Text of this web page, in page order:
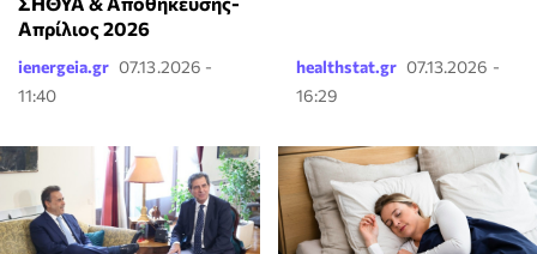
Απρίλιος 2026
ienergeia.gr 07.13.2026 -
11:40
healthstat.gr 07.13.2026 -
16:29